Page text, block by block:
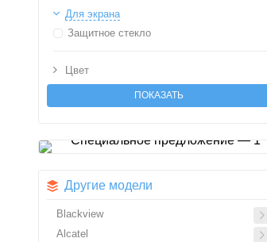
Для экрана
Защитное стекло
Цвет
Другие модели
Blackview
Alcatel